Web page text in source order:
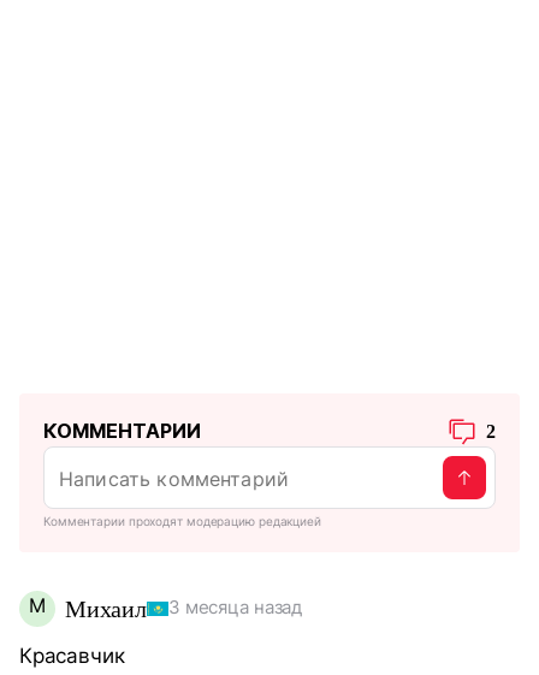
КОММЕНТАРИИ 2
Комментарии проходят модерацию редакцией
М Михаил 3 месяца назад
Красавчик